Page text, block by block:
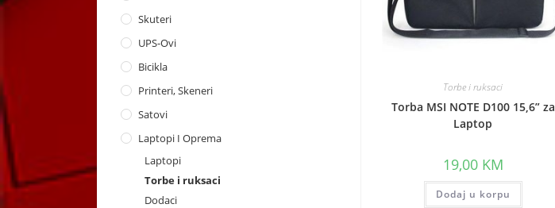
Skuteri
UPS-Ovi
Bicikla
Printeri, Skeneri
Satovi
Laptopi I Oprema
Laptopi
Torbe i ruksaci
Dodaci
Torbe i ruksaci
Torba MSI NOTE D100 15,6” za
Laptop
19,00 KM
Dodaj u korpu